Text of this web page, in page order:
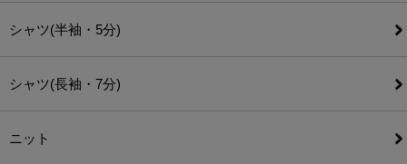
シャツ(半袖・5分)
シャツ(長袖・7分)
ニット